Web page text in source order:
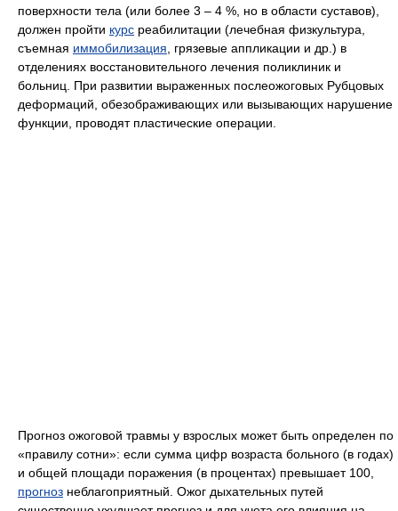
поверхности тела (или более 3 – 4 %, но в области суставов),
должен пройти курс реабилитации (лечебная физкультура,
съемная иммобилизация , грязевые аппликации и др.) в
отделениях восстановительного лечения поликлиник и
больниц. При развитии выраженных послеожоговых Рубцовых
деформаций, обезображивающих или вызывающих нарушение
функции, проводят пластические операции.
Прогноз ожоговой травмы у взрослых может быть определен по
«правилу сотни»: если сумма цифр возраста больного (в годах)
и общей площади поражения (в процентах) превышает 100,
прогноз неблагоприятный. Ожог дыхательных путей